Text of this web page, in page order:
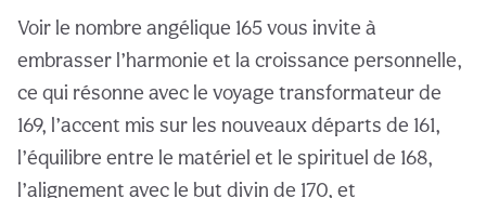
Voir le nombre angélique 165 vous invite à
embrasser l’harmonie et la croissance personnelle,
ce qui résonne avec le voyage transformateur de
169, l’accent mis sur les nouveaux départs de 161,
l’équilibre entre le matériel et le spirituel de 168,
l’alignement avec le but divin de 170, et